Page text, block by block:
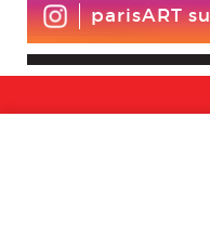
parisART